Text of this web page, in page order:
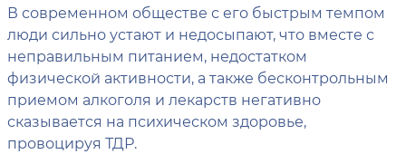
В современном обществе с его быстрым темпом
люди сильно устают и недосыпают, что вместе с
неправильным питанием, недостатком
физической активности, а также бесконтрольным
приемом алкоголя и лекарств негативно
сказывается на психическом здоровье,
провоцируя ТДР.